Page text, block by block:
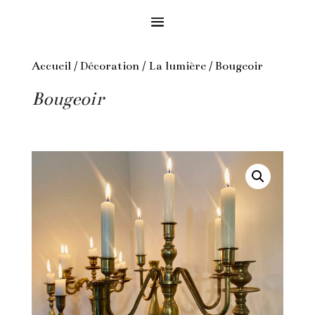
Accueil/ Décoration/ La lumière/ Bougeoir
Bougeoir